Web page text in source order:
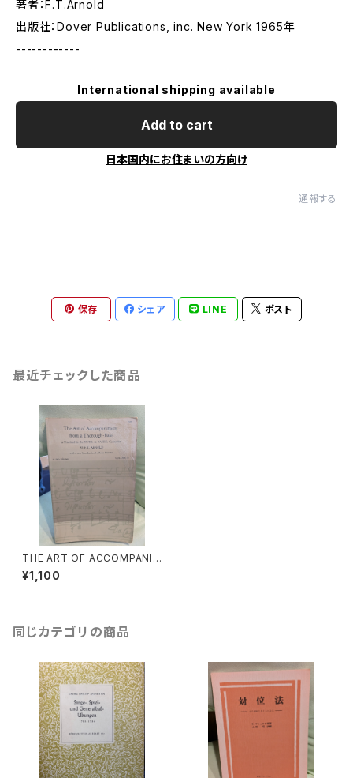
著者：F.T.Arnold
出版社：Dover Publications, inc. New York 1965年
------------
International shipping available
Add to cart
日本国内にお住まいの方向け
通報する
保存 シェア LINE ポスト
最近チェックした商品
THE ART OF ACCOMPANIM
ENT FROM A THOROUGH-
BASS 2【著者：F.T.Arnold】出
¥1,100
同じカテゴリの商品